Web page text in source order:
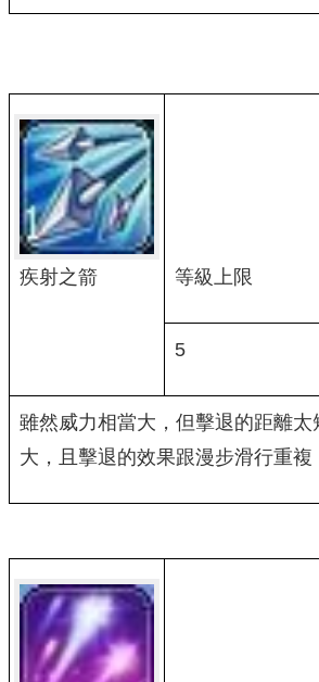
疾射之箭 等級上限
5
雖然威力相當大，但擊退的距離太
大，且擊退的效果跟漫步滑行重複